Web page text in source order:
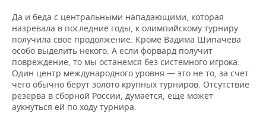
Да и беда с центральными нападающими, которая
назревала в последние годы, к олимпийскому турниру
получила свое продолжение. Кроме Вадима Шипачева
особо выделить некого. А если форвард получит
повреждение, то мы останемся без системного игрока.
Один центр международного уровня — это не то, за счет
чего обычно берут золото крупных турниров. Отсутствие
резерва в сборной России, думается, еще может
аукнуться ей по ходу турнира.